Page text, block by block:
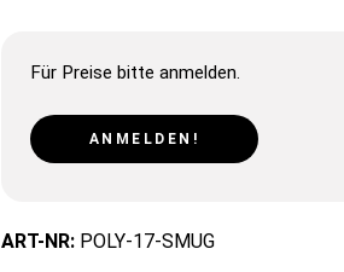
Für Preise bitte anmelden.
ANMELDEN!
ART-NR: POLY-17-SMUG